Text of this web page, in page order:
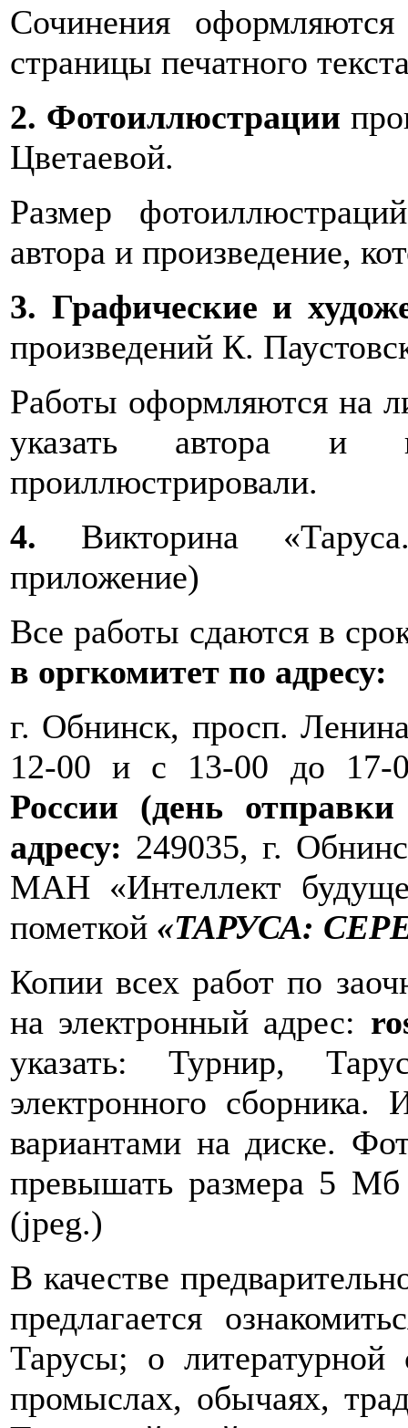
Сочинения
страницы печатного
2. Фотоиллюстрации
Цветаевой.
Размер
автора и произведение,
3. Графические и
произведений К.
Работы оформляются на
указать автора и
проиллюстрировали.
4. Викторина
приложение)
Все работы сдаются в
в оргкомитет по адресу:
г. Обнинск, просп.
12-00 и с 13-00 до
России (день
адресу: 249035, г.
МАН «Интеллект
пометкой «ТАРУСА:
Копии всех работ по
на электронный адрес:
указать: Турнир,
электронного
вариантами на диске.
превышать размера 5
(jpeg.)
В качестве
предлагается
Тарусы; о литературной
промыслах, обычаях,